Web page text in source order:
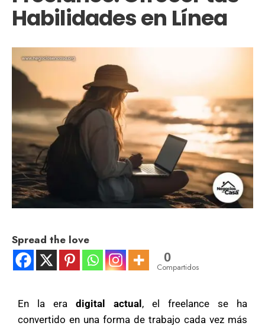
Habilidades en Línea
Spread the love
0
Compartidos
En la era digital actual , el freelance se ha
convertido en una forma de trabajo cada vez más